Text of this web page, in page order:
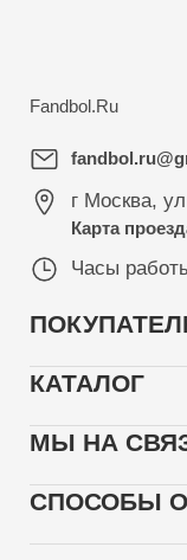
Fandbol.Ru
г Москва,
Карта
Часы
КАТАЛОГ
МЫ НА
СПОСОБЫ